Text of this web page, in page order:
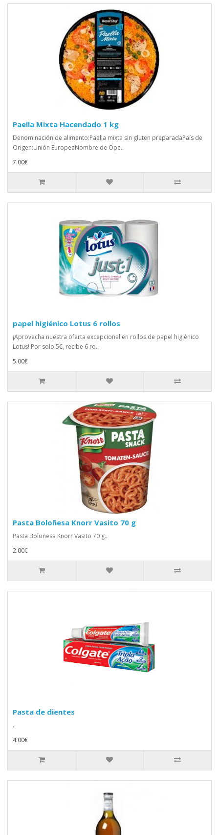
Paella Mixta Hacendado 1 kg
Denominación de alimento:Paella mixta sin gluten preparadaPaís de
Origen:Unión EuropeaNombre de Ope..
7.00€
papel higiénico Lotus 6 rollos
¡Aprovecha nuestra oferta excepcional en rollos de papel higiénico
Lotus! Por solo 5€, recibe 6 ro..
5.00€
Pasta Boloñesa Knorr Vasito 70 g
Pasta Boloñesa Knorr Vasito 70 g..
2.00€
Pasta de dientes
..
4.00€